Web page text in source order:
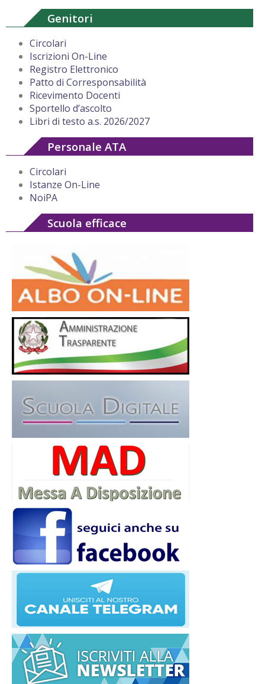
Genitori
Circolari
Iscrizioni On-Line
Registro Elettronico
Patto di Corresponsabilità
Ricevimento Docenti
Sportello d’ascolto
Libri di testo a.s. 2026/2027
Personale ATA
Circolari
Istanze On-Line
NoiPA
Scuola efficace